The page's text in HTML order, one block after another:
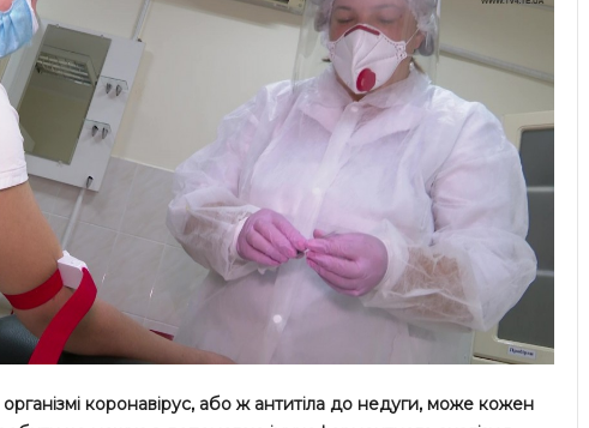
коронавірус, або ж антитіла до недуги, може кожен